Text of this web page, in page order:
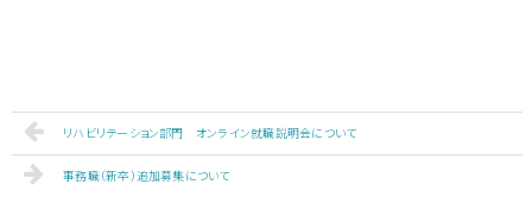
リハビリテーション部門 オンライン就職説明会について
事務職（新卒）追加募集について